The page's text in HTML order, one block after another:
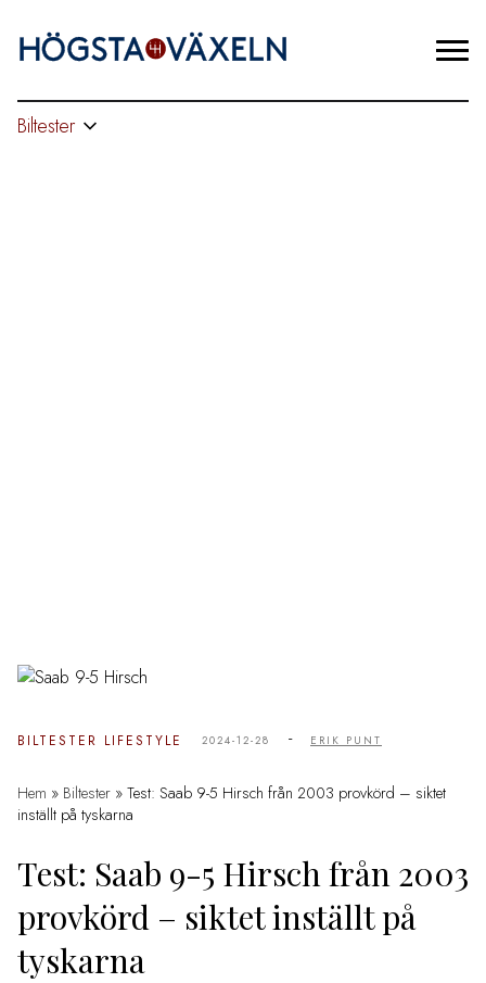
Biltester
BILTESTER LIFESTYLE 2024-12-28 - ERIK PUNT
Hem » Biltester » Test: Saab 9-5 Hirsch från 2003 provkörd – siktet
inställt på tyskarna
Test: Saab 9-5 Hirsch från 2003
provkörd – siktet inställt på
tyskarna